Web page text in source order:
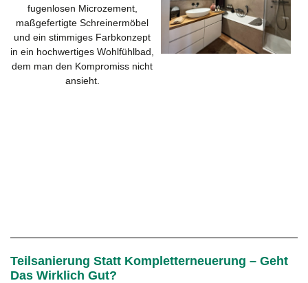
fugenlosen Microzement,
maßgefertigte Schreinermöbel
und ein stimmiges Farbkonzept
in ein hochwertiges Wohlfühlbad,
dem man den Kompromiss nicht
ansieht.
Teilsanierung Statt Kompletterneuerung – Geht
Das Wirklich Gut?